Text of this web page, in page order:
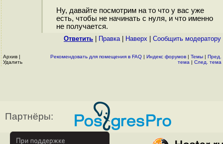
Ну, давайте посмотрим на то что у вас уже
есть, чтобы не начинать с нуля, и что именно
не получается.
Ответить Правка| Наверх Cообщить модератору
Архив |
Удалить
Рекомендовать для помещения в FAQ | Индекс форумов | Темы | Пред.
тема | След. тема
Партнёры: